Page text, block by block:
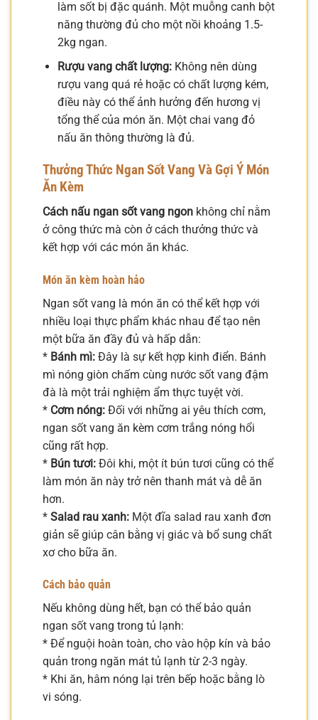
làm sốt bị đặc quánh. Một muỗng canh bột
năng thường đủ cho một nồi khoảng 1.5-
2kg ngan.
Rượu vang chất lượng:Không nên dùng
rượu vang quá rẻ hoặc có chất lượng kém,
điều này có thể ảnh hưởng đến hương vị
tổng thể của món ăn. Một chai vang đỏ
nấu ăn thông thường là đủ.
Thưởng Thức Ngan Sốt Vang Và Gợi Ý Món
Ăn Kèm
Cách nấu ngan sốt vang ngon không chỉ nằm
ở công thức mà còn ở cách thưởng thức và
kết hợp với các món ăn khác.
Món ăn kèm hoàn hảo
Ngan sốt vang là món ăn có thể kết hợp với
nhiều loại thực phẩm khác nhau để tạo nên
một bữa ăn đầy đủ và hấp dẫn:
* Bánh mì: Đây là sự kết hợp kinh điển. Bánh
mì nóng giòn chấm cùng nước sốt vang đậm
đà là một trải nghiệm ẩm thực tuyệt vời.
* Cơm nóng: Đối với những ai yêu thích cơm,
ngan sốt vang ăn kèm cơm trắng nóng hổi
cũng rất hợp.
* Bún tươi: Đôi khi, một ít bún tươi cũng có thể
làm món ăn này trở nên thanh mát và dễ ăn
hơn.
* Salad rau xanh: Một đĩa salad rau xanh đơn
giản sẽ giúp cân bằng vị giác và bổ sung chất
xơ cho bữa ăn.
Cách bảo quản
Nếu không dùng hết, bạn có thể bảo quản
ngan sốt vang trong tủ lạnh:
* Để nguội hoàn toàn, cho vào hộp kín và bảo
quản trong ngăn mát tủ lạnh từ 2-3 ngày.
* Khi ăn, hâm nóng lại trên bếp hoặc bằng lò
vi sóng.